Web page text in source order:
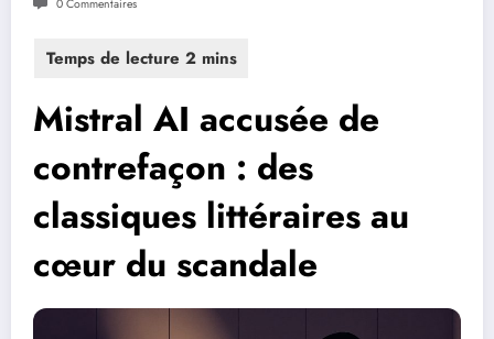
0 Commentaires
Mistral AI accusée de
contrefaçon : des
classiques littéraires au
cœur du scandale